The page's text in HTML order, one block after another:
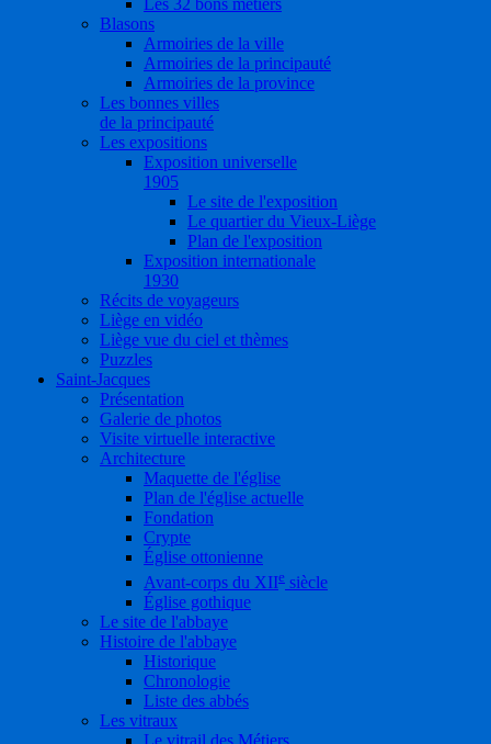
Les 32 bons métiers
Blasons
Armoiries de la ville
Armoiries de la principauté
Armoiries de la province
Les bonnes villes
de la principauté
Les expositions
Exposition universelle
1905
Le site de l'exposition
Le quartier du Vieux-Liège
Plan de l'exposition
Exposition internationale
1930
Récits de voyageurs
Liège en vidéo
Liège vue du ciel et thèmes
Puzzles
Saint-Jacques
Présentation
Galerie de photos
Visite virtuelle interactive
Architecture
Maquette de l'église
Plan de l'église actuelle
Fondation
Crypte
Église ottonienne
Avant-corps du XIIe siècle
Église gothique
Le site de l'abbaye
Histoire de l'abbaye
Historique
Chronologie
Liste des abbés
Les vitraux
Le vitrail des Métiers